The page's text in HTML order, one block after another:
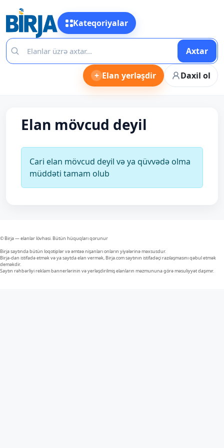
Kateqoriyalar
Axtar
+ Elan yerləşdir Daxil ol
Elan mövcud deyil
Cari elan mövcud deyil və ya qüvvədə olma
müddəti tamam olub
© Birja — elanlar lövhəsi. Bütün hüquqları qorunur
Birja saytında bütün loqotiplər və əmtəə nişanları onların yiyələrinə məxsusdur.
Birja-dan istifadə etmək və ya saytda elan vermək, Birja.com saytının istifadəçi razılaşmasını qəbul etmək
deməkdir.
Saytın rəhbərliyi reklam bannerlərinin və yerləşdirilmiş elanların məzmununa görə məsuliyyət daşımır.